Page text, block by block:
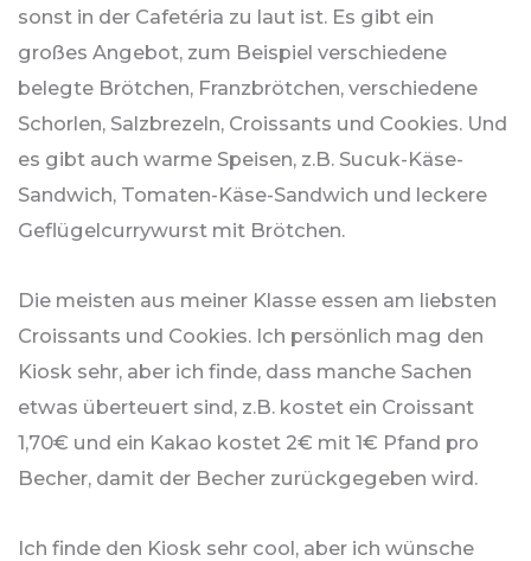
sonst in der Cafetéria zu laut ist. Es gibt ein
großes Angebot, zum Beispiel verschiedene
belegte Brötchen, Franzbrötchen, verschiedene
Schorlen, Salzbrezeln, Croissants und Cookies. Und
es gibt auch warme Speisen, z.B. Sucuk-Käse-
Sandwich, Tomaten-Käse-Sandwich und leckere
Geflügelcurrywurst mit Brötchen.
Die meisten aus meiner Klasse essen am liebsten
Croissants und Cookies. Ich persönlich mag den
Kiosk sehr, aber ich finde, dass manche Sachen
etwas überteuert sind, z.B. kostet ein Croissant
1,70€ und ein Kakao kostet 2€ mit 1€ Pfand pro
Becher, damit der Becher zurückgegeben wird.
Ich finde den Kiosk sehr cool, aber ich wünsche